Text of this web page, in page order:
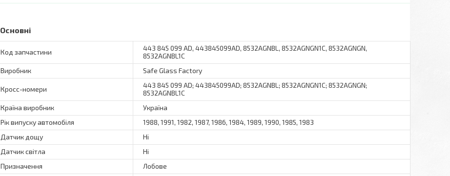
Основні
Код запчастини
443 845 099 AD, 443845099AD, 8532AGNBL, 8532AGNGN1C, 8532AGNGN,
8532AGNBL1C
Виробник
Safe Glass Factory
Кросс-номери
443 845 099 AD; 443845099AD; 8532AGNBL; 8532AGNGN1C; 8532AGNGN;
8532AGNBL1C
Країна виробник
Україна
Рік випуску автомобіля
1988, 1991, 1982, 1987, 1986, 1984, 1989, 1990, 1985, 1983
Датчик дощу
Ні
Датчик світла
Ні
Призначення
Лобове